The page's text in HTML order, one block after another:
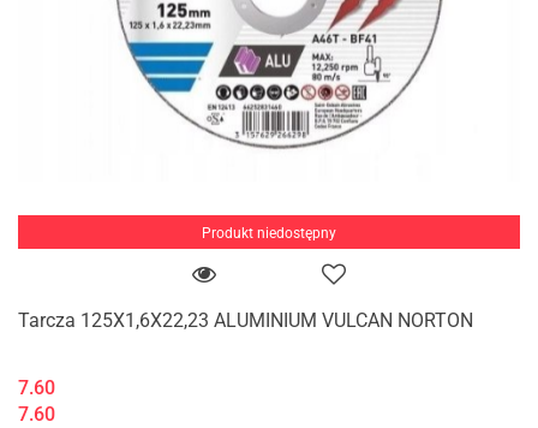
Produkt niedostępny
Tarcza 125X1,6X22,23 ALUMINIUM VULCAN NORTON
7.60
7.60